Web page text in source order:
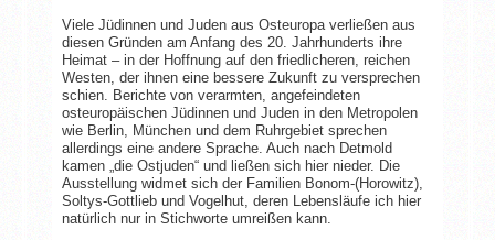
Viele Jüdinnen und Juden aus Osteuropa verließen aus
diesen Gründen am Anfang des 20. Jahrhunderts ihre
Heimat – in der Hoffnung auf den friedlicheren, reichen
Westen, der ihnen eine bessere Zukunft zu versprechen
schien. Berichte von verarmten, angefeindeten
osteuropäischen Jüdinnen und Juden in den Metropolen
wie Berlin, München und dem Ruhrgebiet sprechen
allerdings eine andere Sprache. Auch nach Detmold
kamen „die Ostjuden“ und ließen sich hier nieder. Die
Ausstellung widmet sich der Familien Bonom-(Horowitz),
Soltys-Gottlieb und Vogelhut, deren Lebensläufe ich hier
natürlich nur in Stichworte umreißen kann.